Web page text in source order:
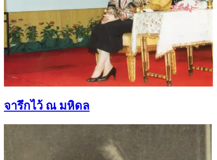
จารึกไว้ ณ มหิดล